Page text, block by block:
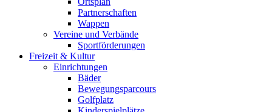
Partnerschaften
Wappen
Vereine und Verbände
Sportförderungen
Freizeit & Kultur
Einrichtungen
Bäder
Bewegungsparcours
Golfplatz